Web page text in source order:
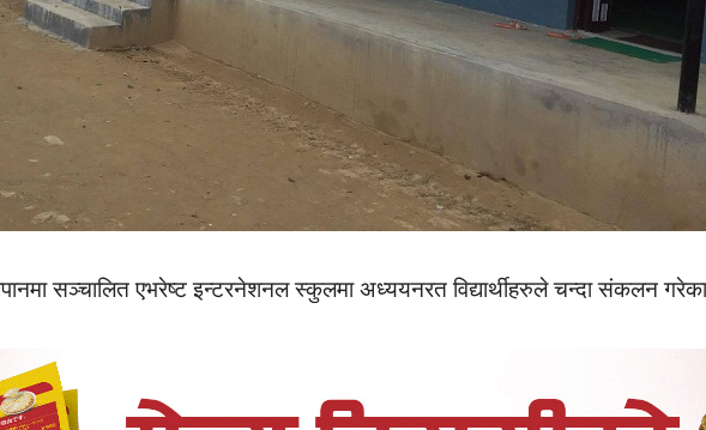
सञ्चालित एभरेष्ट इन्टरनेशनल स्कुलमा अध्ययनरत विद्यार्थीहरुले चन्दा संकलन